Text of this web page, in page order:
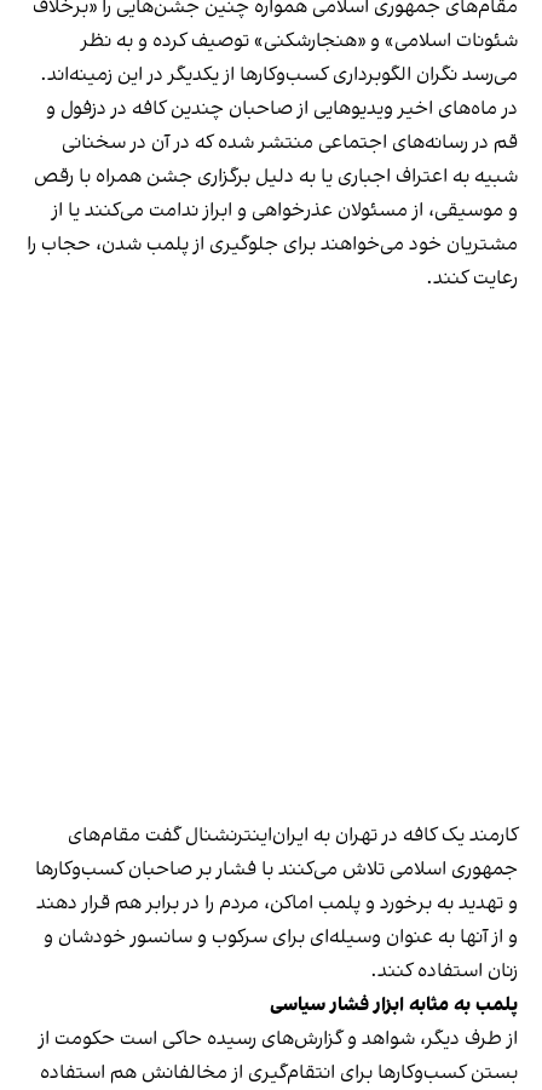
مقام‌های جمهوری اسلامی همواره چنین جشن‌هایی را «برخلاف
شئونات اسلامی» و «هنجارشکنی» توصیف کرده و به نظر
می‌رسد نگران الگوبرداری کسب‌وکارها از یکدیگر در این زمینه‌اند.
در ماه‌های اخیر ویدیوهایی از صاحبان چندین کافه در دزفول و
قم در رسانه‌های اجتماعی منتشر شده که در آن در سخنانی
شبیه به اعتراف اجباری یا به دلیل برگزاری جشن همراه با رقص
و موسیقی، از مسئولان عذرخواهی و ابراز ندامت می‌کنند یا از
مشتریان خود می‌خواهند برای جلوگیری از پلمب شدن، حجاب را
رعایت کنند.
کارمند یک کافه در تهران به ایران‌اینترنشنال گفت مقام‌های
جمهوری اسلامی تلاش می‌کنند با فشار بر صاحبان کسب‌وکارها
و تهدید به برخورد و پلمب اماکن، مردم را در برابر هم قرار دهند
و از آنها به عنوان وسیله‌ای برای سرکوب و سانسور خودشان و
زنان استفاده کنند.
پلمب به مثابه ابزار فشار سیاسی
از طرف دیگر، شواهد و گزارش‌های رسیده حاکی است حکومت از
بستن کسب‌وکارها برای انتقام‌گیری از مخالفانش هم استفاده